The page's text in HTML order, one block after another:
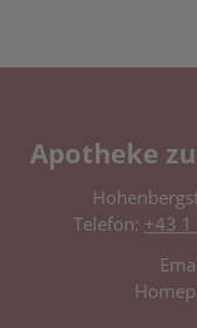
Apotheke
Telefon: +43 1